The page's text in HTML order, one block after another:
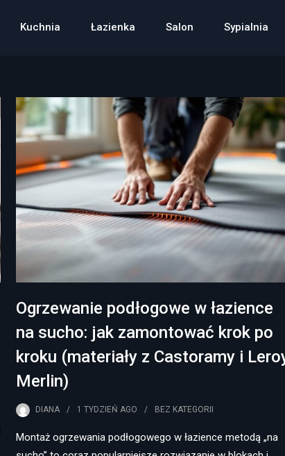
Kuchnia Łazienka Salon Sypialnia
Ogrzewanie podłogowe w łazience
na sucho: jak zamontować krok po
kroku (materiały z Castoramy i
Merlin)
DIANA 1 TYDZIEŃ AGO BEZ KATEGORII
Montaż ogrzewania podłogowego w łazience metodą „na